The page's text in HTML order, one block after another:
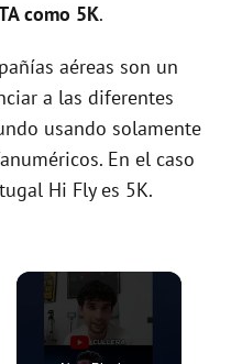
como 5K.
aéreas son un
a las diferentes
usando solamente
En el caso
Hi Fly es 5K.